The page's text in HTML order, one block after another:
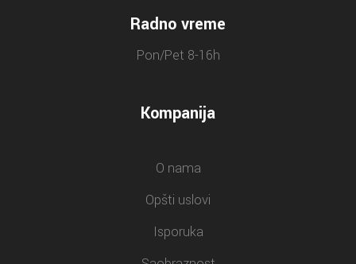
Radno vreme
Pon/Pet 8-16h
Kompanija
O nama
Opšti uslovi
Isporuka